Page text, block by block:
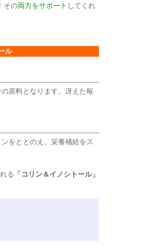
その両方をサポート してくれ
ル
原料となります。冴えた毎
をととのえ、栄養補給をス
る
「コリン＆イノシトール」